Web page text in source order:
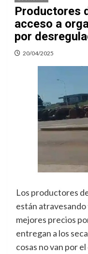
Productores
acceso a
por
20/04/2025
Los productores
están
mejores precios
entregan a los
cosas no van por